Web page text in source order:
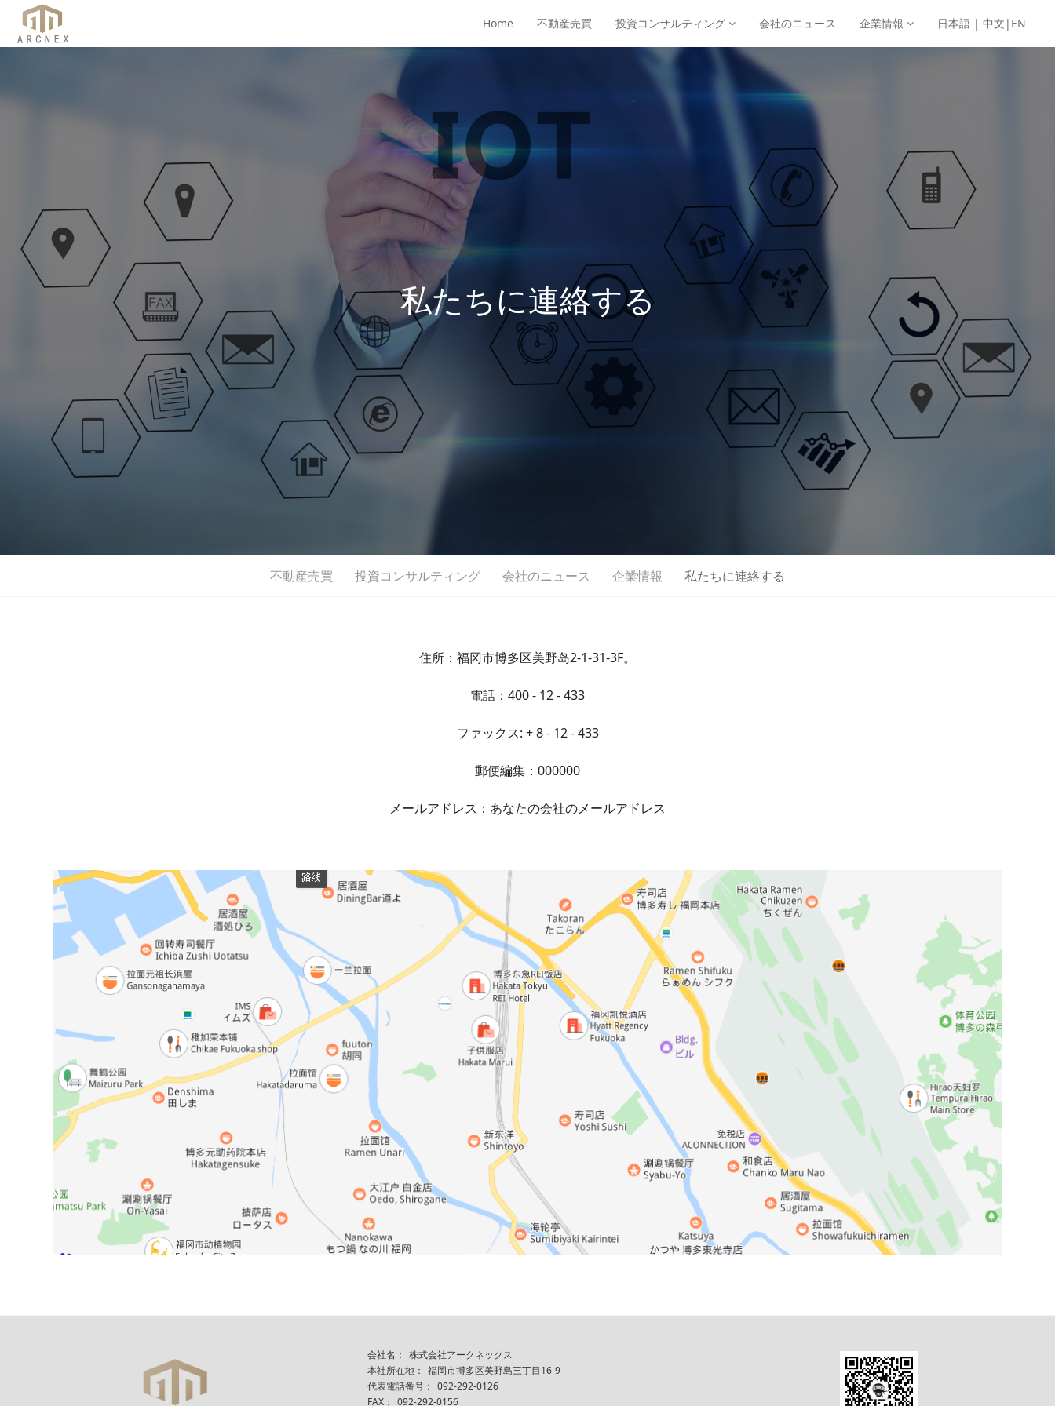
Home 不動産売買 投資コンサルティング 会社のニュース 企業情報 日本語 | 中文 |EN
私たちに連絡する
不動産売買 投資コンサルティング 会社のニュース 企業情報 私たちに連絡する
住所： 福冈市博多区美野岛2-1-31-3F。
電話：400 - 12 - 433
ファックス: + 8 - 12 - 433
郵便編集：000000
メールアドレス：あなたの会社のメールアドレス
会社名： 株式会社アークネックス
本社所在地： 福岡市博多区美野島三丁目16-9
代表電話番号： 092-292-0126
FAX： 092-292-0156